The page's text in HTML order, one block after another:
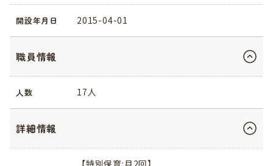
開設年月日 2015-04-01
職員情報
人数 17人
詳細情報
【特別保育:月2回】